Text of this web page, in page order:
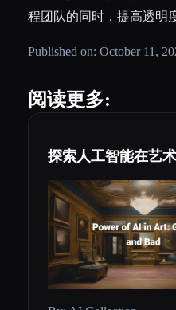
程团队的同时，提高透明
Published on: October 11,
阅读更多:
探索人工智能在艺